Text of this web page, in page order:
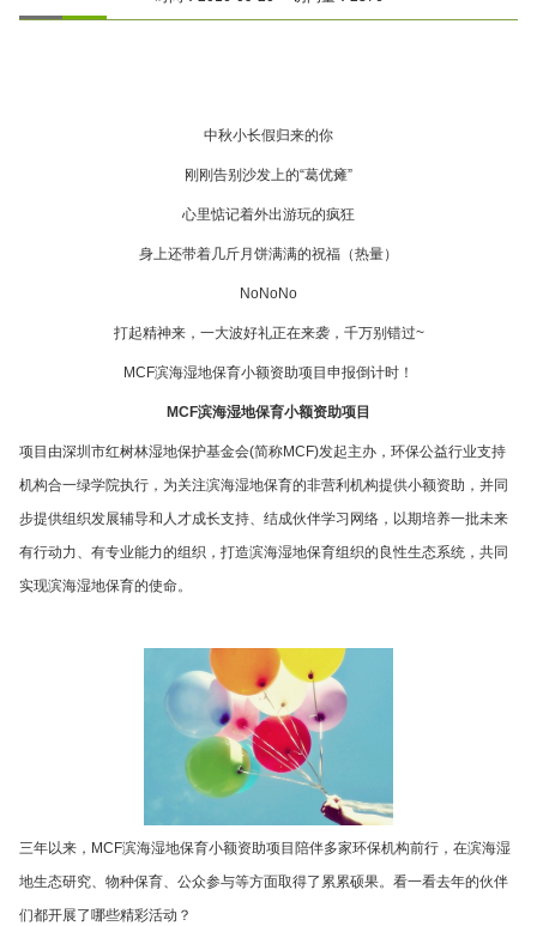
中秋小长假归来的你
刚刚告别沙发上的“葛优瘫”
心里惦记着外出游玩的疯狂
身上还带着几斤月饼满满的祝福（热量）
NoNoNo
打起精神来，一大波好礼正在来袭，千万别错过~
MCF滨海湿地保育小额资助项目申报倒计时！
MCF滨海湿地保育小额资助项目
项目由深圳市红树林湿地保护基金会(简称MCF)发起主办，环保公益行业支持
机构合一绿学院执行，为关注滨海湿地保育的非营利机构提供小额资助，并同
步提供组织发展辅导和人才成长支持、结成伙伴学习网络，以期培养一批未来
有行动力、有专业能力的组织，打造滨海湿地保育组织的良性生态系统，共同
实现滨海湿地保育的使命。
三年以来，MCF滨海湿地保育小额资助项目陪伴多家环保机构前行，在滨海湿
地生态研究、物种保育、公众参与等方面取得了累累硕果。看一看去年的伙伴
们都开展了哪些精彩活动？